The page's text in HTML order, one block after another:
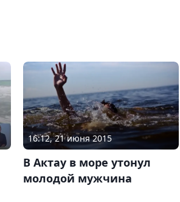
16:12, 21 июня 2015
В Актау в море утонул
молодой мужчина